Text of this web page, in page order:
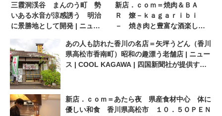
三霞洞渓谷 まんのう町 勢
いある水音が涼感誘う 明治
に景勝地として開発 | ニュー
聞社が提供する香川の観光情
報サイト
新店．ｃｏｍ＝焼肉＆ＢＡ
Ｒ 燎－ｋａｇａｒｉｂｉ
－ 焼き肉と豊富な酒楽しめ
ＯＰＥＮ | ニュース | COOL
KAGAWA | 四国新聞社が提供
する香川の観光情報サイト
あの人も訪れた香川の名店＝矢坪うどん（香川
県高松市香南町）昭和の趣漂う老舗店 | ニュー
ス | COOL KAGAWA | 四国新聞社が提供する
新店．ｃｏｍ＝あたら夜 県産食材中心 体に
優しい和食 香川県高松市 １０．５ＯＰＥＮ